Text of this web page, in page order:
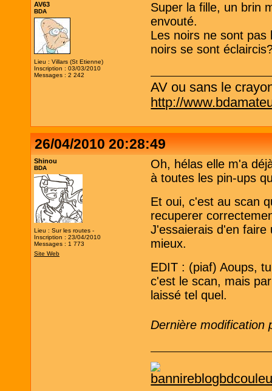
AV63
BDA
Lieu : Villars (St Etienne)
Inscription : 03/03/2010
Messages : 2 242
Super la fille, un brin
envouté.
Les noirs ne sont pas
noirs se sont
AV ou sans le
http://
26/04/2010 20:28:49
Shinou
BDA
Lieu : Sur les routes -
Inscription : 23/04/2010
Messages : 1 773
Site Web
Oh, hélas elle m'a
à toutes les pin-ups
Et oui, c'est au scan
recuperer
J'essaierais d'en
mieux.
EDIT : (piaf) Aoups,
c'est le scan, mais
laissé tel quel.
Dernière modification